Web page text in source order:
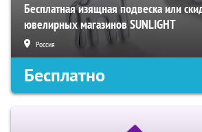
Бесплатная изящная подвеска или
ювелирных магазинов SUNLIGHT
Россия
Бесплатно